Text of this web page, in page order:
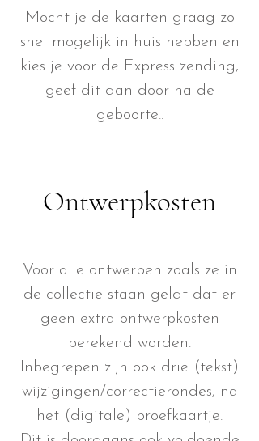
Mocht je de kaarten graag zo
snel mogelijk in huis hebben en
kies je voor de Express zending,
geef dit dan door na de
geboorte..
Ontwerpkosten
Voor alle ontwerpen zoals ze in
de collectie staan geldt dat er
geen extra ontwerpkosten
berekend worden.
Inbegrepen zijn ook drie (tekst)
wijzigingen/correctierondes, na
het (digitale) proefkaartje.